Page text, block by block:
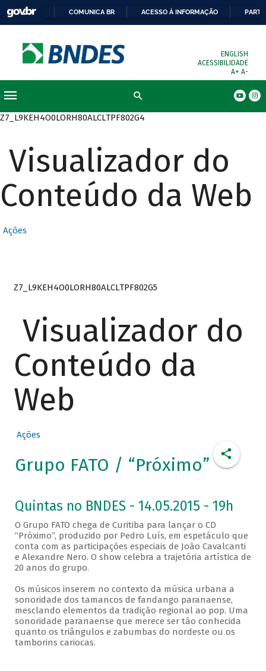
COMUNICA BR ACESSO À INFORMAÇÃO
ENGLISH
ACESSIBILIDADE
A+ A-
Z7_L9KEH4O0LORH80ALCLTPF802G4
Visualizador do
Conteúdo da Web
Ações
Z7_L9KEH4O0LORH80ALCLTPF802G5
Visualizador do
Conteúdo da
Web
Ações
Grupo FATO / “Próximo”
Quintas no BNDES - 14.05.2015 - 19h
O Grupo FATO chega de Curitiba para lançar o CD
“Próximo”, produzido por Pedro Luís, em espetáculo que
conta com as participações especiais de João Cavalcanti
e Alexandre Nero. O show celebra a trajetória artística de
20 anos do grupo.
Os músicos inserem no contexto da música urbana a
sonoridade dos tamancos de fandango paranaense,
mesclando elementos da tradição regional ao pop. Uma
sonoridade paranaense que merece ser tão conhecida
quanto os triângulos e zabumbas do nordeste ou os
tamborins cariocas.